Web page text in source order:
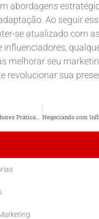
abordagens
Ao seguir
se atualizado com
influenciadores,
melhorar seu
revolucionar sua